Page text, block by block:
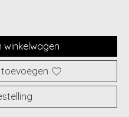
winkelwagen